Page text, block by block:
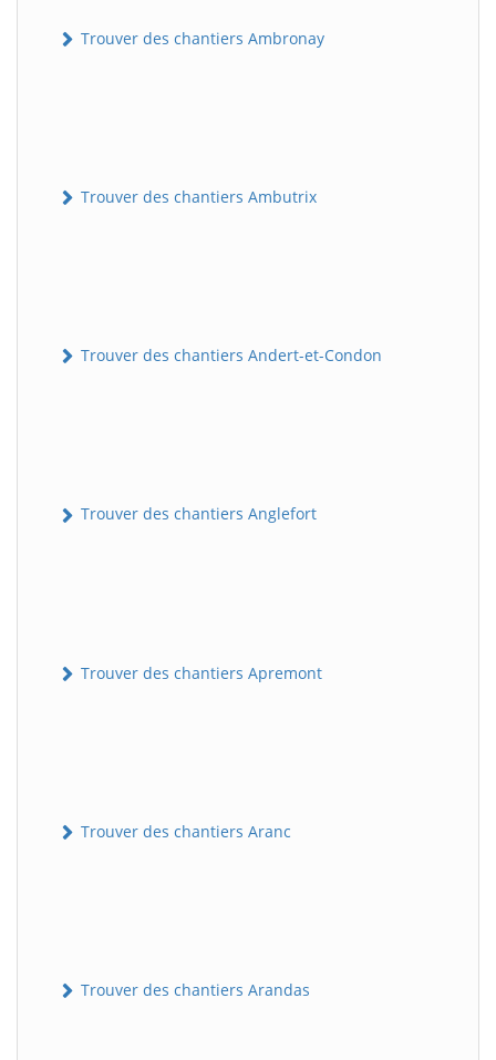
Trouver des chantiers Ambronay
Trouver des chantiers Ambutrix
Trouver des chantiers Andert-et-Condon
Trouver des chantiers Anglefort
Trouver des chantiers Apremont
Trouver des chantiers Aranc
Trouver des chantiers Arandas